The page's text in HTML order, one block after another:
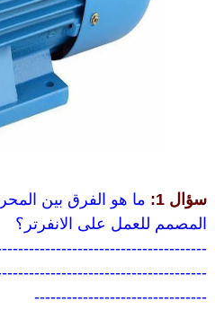
سؤال 1:
ما هو الفرق بين
المصمم للعمل على الانفرتر؟
--------------------------------